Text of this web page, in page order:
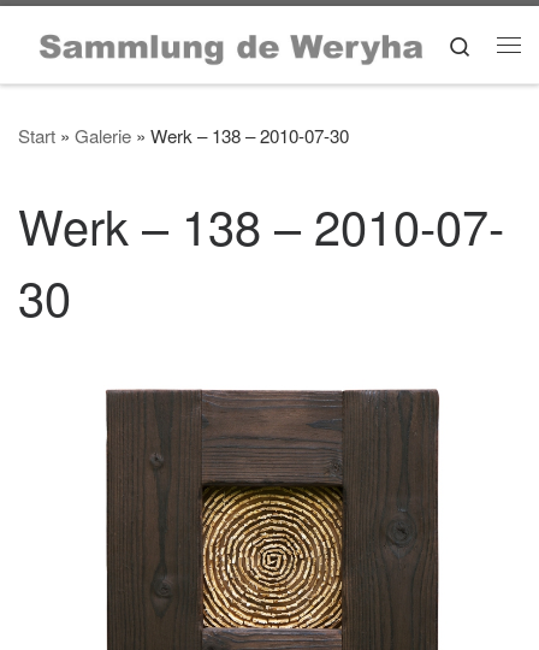
Zum Inhalt springen Search
Start » Galerie » Werk – 138 – 2010-07-30
Werk – 138 – 2010-07-
30